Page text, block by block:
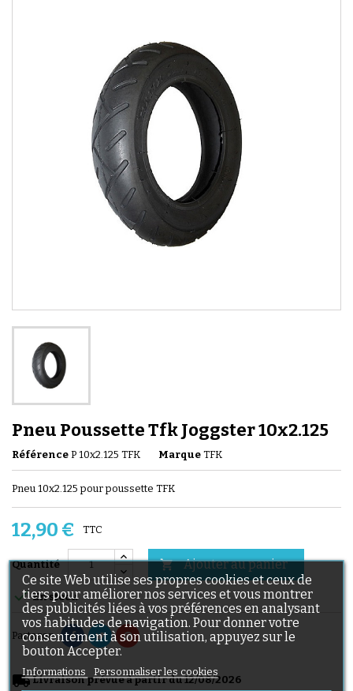
Pneu Poussette Tfk Joggster 10x2.125
Référence P 10x2.125 TFK Marque TFK
Pneu 10x2.125 pour poussette TFK
12,90 € TTC
Quantité  Ajouter au panier
En stock
Partager
local_shippingLivraison prévue à partir du 12/08/2026
Ce site Web utilise ses propres cookies et ceux de
tiers pour améliorer nos services et vous montrer
des publicités liées à vos préférences en analysant
vos habitudes de navigation. Pour donner votre
consentement à son utilisation, appuyez sur le
bouton Accepter.
Informations Personnaliser les cookies